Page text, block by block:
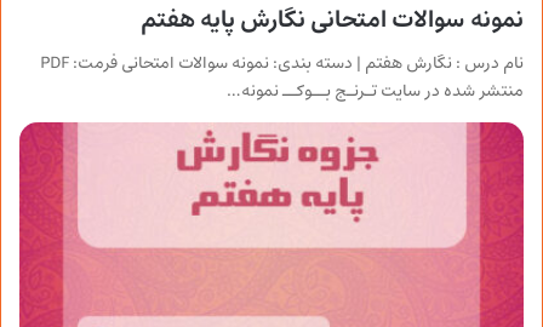
نمونه سوالات امتحانی نگارش پایه هفتم
منتشر شده در سایت تـرنـج بــوکــ نمونه…